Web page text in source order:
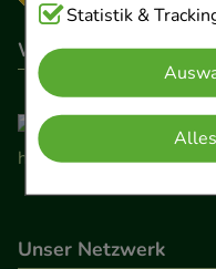
Cookies, die für die
Website notwendig
Warenkorb,
verzichtet werden
Komfort:Diese
Einkaufserlebnis
Besuchers oder
Statistik &
Wir sind hier gelistet
Unser Netzwerk